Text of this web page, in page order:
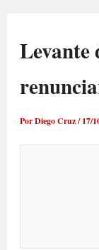
Levante
PorDiego Cruz/17/